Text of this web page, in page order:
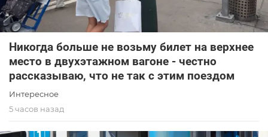
Никогда больше не возьму билет на верхнее
место в двухэтажном вагоне - честно
рассказываю, что не так с этим поездом
Интересное
5 часов назад